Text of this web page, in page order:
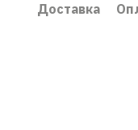
Доставка